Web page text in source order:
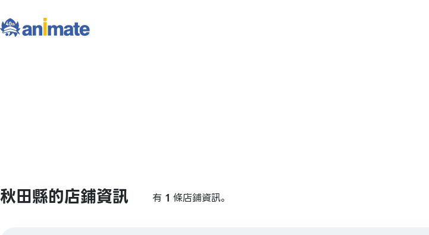
秋田縣的店鋪資訊 有 1 條店鋪資訊。